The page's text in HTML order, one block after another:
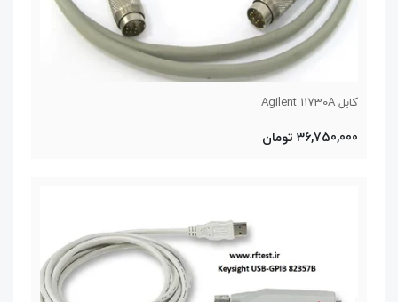
کابل Agilent 11730A
36,750,000 تومان